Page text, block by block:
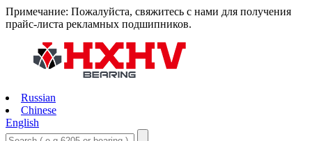
Примечание: Пожалуйста, свяжитесь с нами для получения
прайс-листа рекламных подшипников.
Russian
Chinese
English